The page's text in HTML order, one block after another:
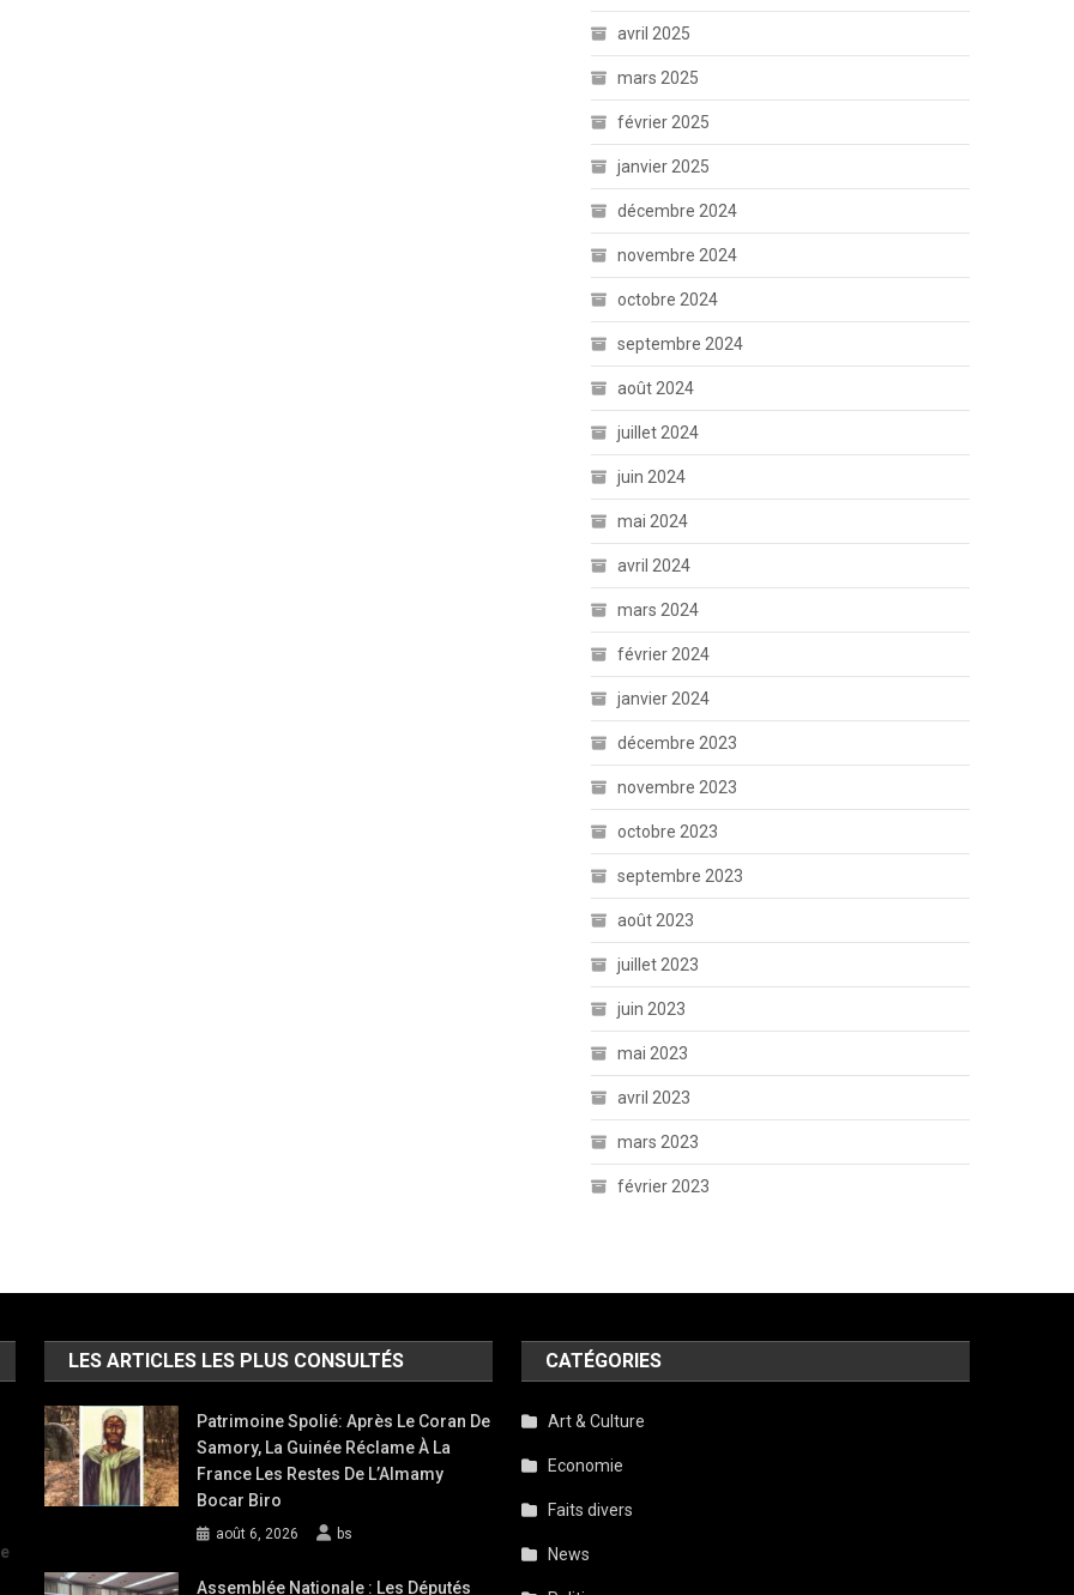
avril 2025
mars 2025
février 2025
janvier 2025
décembre 2024
novembre 2024
octobre 2024
septembre 2024
août 2024
juillet 2024
juin 2024
mai 2024
avril 2024
mars 2024
février 2024
janvier 2024
décembre 2023
novembre 2023
octobre 2023
septembre 2023
août 2023
juillet 2023
juin 2023
mai 2023
avril 2023
mars 2023
février 2023
LES ARTICLES LES PLUS CONSULTÉS
Patrimoine Spolié: Après Le Coran De
Samory, La Guinée Réclame À La
France Les Restes De L’Almamy
Bocar Biro
août 6, 2026 bs
Assemblée Nationale : Les Députés
CATÉGORIES
Art & Culture
Economie
Faits divers
News